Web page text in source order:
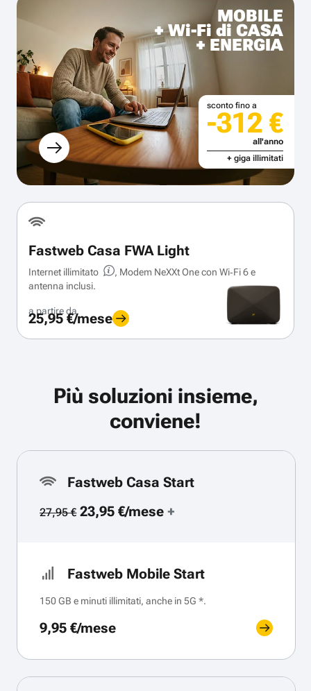
MOBILE
+ Wi-Fi di CASA
+ ENERGIA
sconto fino a
-312 €
all'anno
+ giga illimitati
Fastweb Casa FWA Light
Internet illimitato
, Modem NeXXt One con Wi‑Fi 6 e
antenna inclusi.
a partire da
25,95 €/mese
Più soluzioni insieme,
conviene!
Fastweb Casa Start
27,95 €23,95 €/mese+
Fastweb Mobile Start
150 GB e minuti illimitati, anche in 5G *.
9,95 €/mese